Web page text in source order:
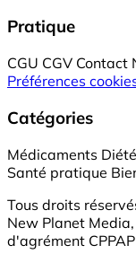
Pratique
CGU CGV Contact
Préférences
Catégories
Médicaments
Santé pratique
Tous droits
New Planet
d'agrément